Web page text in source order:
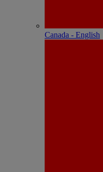
Canada - English